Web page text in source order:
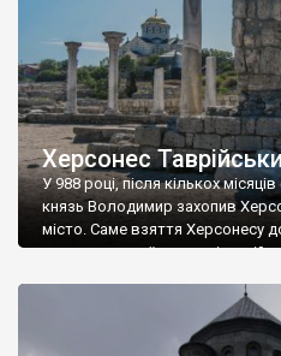
Херсонес
У 988 році, після кількох
князь Володимир захопив
місто. Саме взяття Херсонесу
диктувати свої умови
Херсонесі Володимир-язичник,
А потім було Хрещення Русі. На